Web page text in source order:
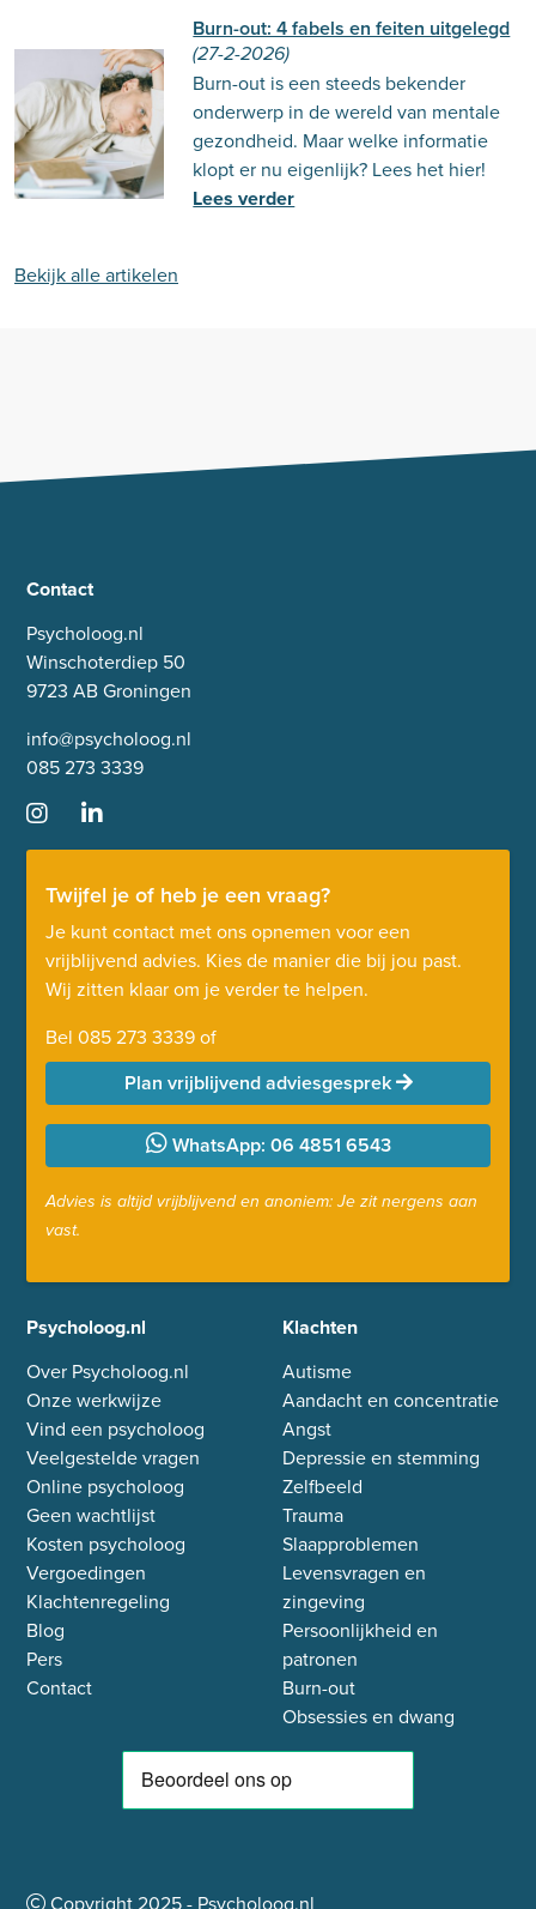
Burn-out: 4 fabels en feiten uitgelegd
(27-2-2026)
Burn-out is een steeds bekender
onderwerp in de wereld van mentale
gezondheid. Maar welke informatie
klopt er nu eigenlijk? Lees het hier!
Lees verder
Bekijk alle artikelen
Contact
Psycholoog.nl
Winschoterdiep 50
9723 AB Groningen
info@psycholoog.nl
085 273 3339
Twijfel je of heb je een vraag?
Je kunt contact met ons opnemen voor een
vrijblijvend advies. Kies de manier die bij jou past.
Wij zitten klaar om je verder te helpen.
Bel 085 273 3339of
Plan vrijblijvend adviesgesprek
WhatsApp: 06 4851 6543
Advies is altijd vrijblijvend en anoniem: Je zit nergens aan
vast.
Psycholoog.nl
Over Psycholoog.nl
Onze werkwijze
Vind een psycholoog
Veelgestelde vragen
Online psycholoog
Geen wachtlijst
Kosten psycholoog
Vergoedingen
Klachtenregeling
Blog
Pers
Contact
Klachten
Autisme
Aandacht en concentratie
Angst
Depressie en stemming
Zelfbeeld
Trauma
Slaapproblemen
Levensvragen en
zingeving
Persoonlijkheid en
patronen
Burn-out
Obsessies en dwang
Copyright 2025- Psycholoog.nl